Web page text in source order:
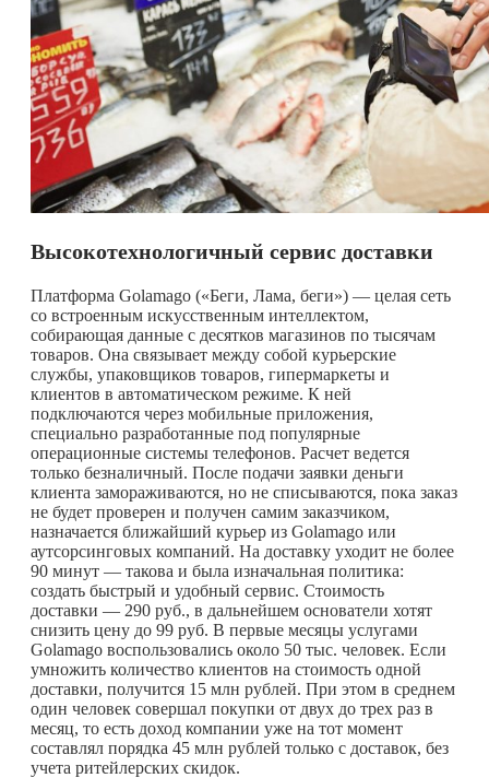
Высокотехнологичный сервис доставки
Платформа Golamago («Беги, Лама, беги») — целая сеть
со встроенным искусственным интеллектом,
собирающая данные с десятков магазинов по тысячам
товаров. Она связывает между собой курьерские
службы, упаковщиков товаров, гипермаркеты и
клиентов в автоматическом режиме. К ней
подключаются через мобильные приложения,
специально разработанные под популярные
операционные системы телефонов. Расчет ведется
только безналичный. После подачи заявки деньги
клиента замораживаются, но не списываются, пока заказ
не будет проверен и получен самим заказчиком,
назначается ближайший курьер из Golamago или
аутсорсинговых компаний. На доставку уходит не более
90 минут — такова и была изначальная политика:
создать быстрый и удобный сервис. Стоимость
доставки — 290 руб., в дальнейшем основатели хотят
снизить цену до 99 руб. В первые месяцы услугами
Golamago воспользовались около 50 тыс. человек. Если
умножить количество клиентов на стоимость одной
доставки, получится 15 млн рублей. При этом в среднем
один человек совершал покупки от двух до трех раз в
месяц, то есть доход компании уже на тот момент
составлял порядка 45 млн рублей только с доставок, без
учета ритейлерских скидок.